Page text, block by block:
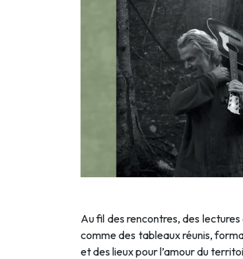
Au fil des rencontres, des lectures
comme des tableaux réunis,
et des lieux pour l’amour du